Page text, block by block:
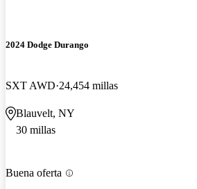
2024 Dodge Durango
SXT AWD 24,454 millas
Blauvelt, NY
30 millas
Buena oferta